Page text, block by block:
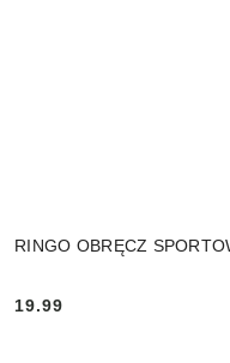
RINGO OBRĘCZ
Cena:
19.99